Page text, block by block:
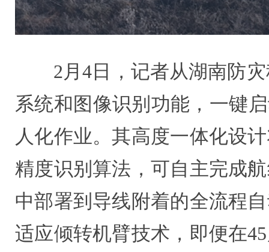
2月4日，记者从湖南防
系统和图像识别功能，一键
人化作业。其高度一体化设
精度识别算法，可自主完成
中部署到导线附着的全流程
适应倾转机臂技术，即便在